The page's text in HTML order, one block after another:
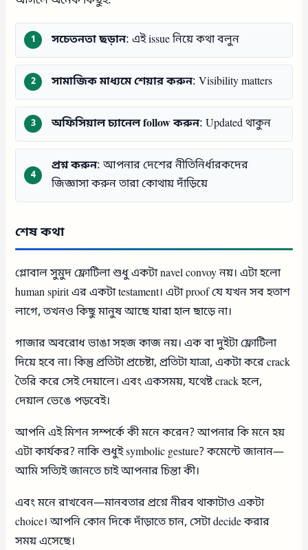
সচেতনতা ছড়ান: এই issue নিয়ে কথা বলুন
সামাজিক মাধ্যমে শেয়ার করুন: Visibility matters
অফিসিয়াল চ্যানেল follow করুন: Updated থাকুন
প্রশ্ন করুন: আপনার দেশের নীতিনির্ধারকদের
জিজ্ঞাসা করুন তারা কোথায় দাঁড়িয়ে
শেষ কথা
গ্লোবাল সুমুদ ফ্লোটিলা শুধু একটা navel convoy নয়। এটা হলো
human spirit এর একটা testament। এটা proof যে যখন সব হতাশ
লাগে, তখনও কিছু মানুষ আছে যারা হাল ছাড়ে না।
গাজার অবরোধ ভাঙা সহজ কাজ নয়। এক বা দুইটা ফ্লোটিলা
দিয়ে হবে না। কিন্তু প্রতিটা প্রচেষ্টা, প্রতিটা যাত্রা, একটা করে crack
তৈরি করে সেই দেয়ালে। এবং একসময়, যথেষ্ট crack হলে,
দেয়াল ভেঙে পড়বেই।
আপনি এই মিশন সম্পর্কে কী মনে করেন? আপনার কি মনে হয়
এটা কার্যকর? নাকি শুধুই symbolic gesture? কমেন্টে জানান—
আমি সত্যিই জানতে চাই আপনার চিন্তা কী।
এবং মনে রাখবেন—মানবতার প্রশ্নে নীরব থাকাটাও একটা
choice। আপনি কোন দিকে দাঁড়াতে চান, সেটা decide করার
সময় এসেছে।